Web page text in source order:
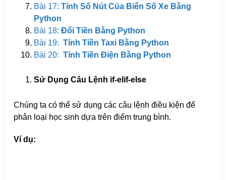
Bài 17: Tính Số Nút Của Biển Số Xe Bằng
Python
Bài 18: Đổi Tiền Bằng Python
Bài 19: Tính Tiền Taxi Bằng Python
Bài 20: Tính Tiền Điện Bằng Python
Sử Dụng Câu Lệnh if-elif-else
Chúng ta có thể sử dụng các câu lệnh điều kiện để
phân loại học sinh dựa trên điểm trung bình.
Ví dụ: